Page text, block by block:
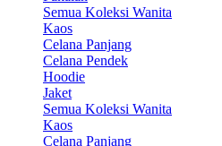
Semua Koleksi Wanita
Kaos
Celana Panjang
Celana Pendek
Hoodie
Jaket
Semua Koleksi Wanita
Kaos
Celana Panjang